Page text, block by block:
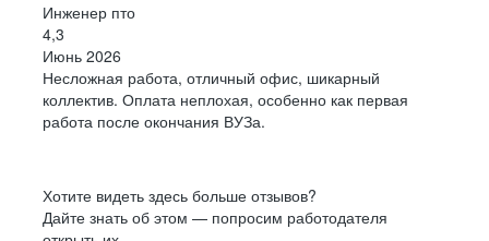
Инженер пто
4,3
Июнь 2026
Несложная работа, отличный офис, шикарный
коллектив. Оплата неплохая, особенно как первая
работа после окончания ВУЗа.
Хотите видеть здесь больше отзывов?
Дайте знать об этом — попросим работодателя